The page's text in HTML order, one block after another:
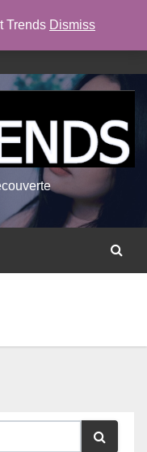
AM
Trends Dismiss